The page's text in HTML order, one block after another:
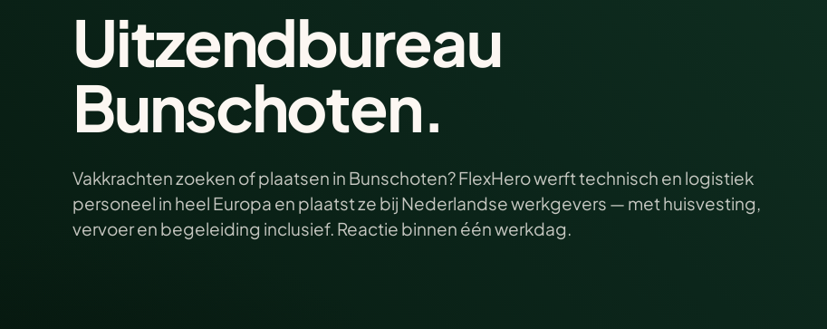
Uitzendbureau
Bunschoten.
Vakkrachten zoeken of plaatsen in Bunschoten? FlexHero werft technisch en logistiek
personeel in heel Europa en plaatst ze bij Nederlandse werkgevers — met huisvesting,
vervoer en begeleiding inclusief. Reactie binnen één werkdag.